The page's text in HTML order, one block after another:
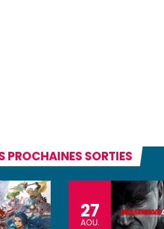
PROCHAINES SORTIES
27
AOU.